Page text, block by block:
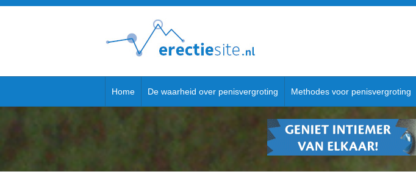
Home De waarheid over penisvergroting Methodes voor penisvergroting